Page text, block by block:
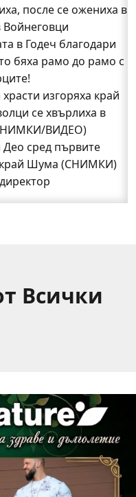
сред първите
Шума (СНИМКИ)
в Годеч благодари
бяха рамо до рамо с
изгоряха край
се хвърлиха в
ВИДЕО)
на тока утре в части
Годеч
да изберат Годеч
после се ожениха в
Войнеговци
в Годеч благодари
бяха рамо до рамо с
изгоряха край
се хвърлиха в
ВИДЕО)
сред първите
Шума (СНИМКИ)
Всички